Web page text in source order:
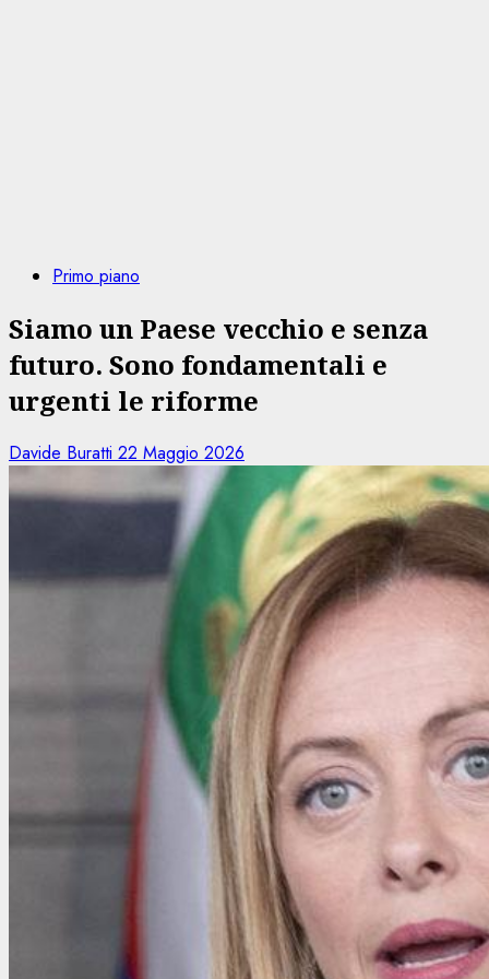
Primo piano
Siamo un Paese vecchio e senza
futuro. Sono fondamentali e
urgenti le riforme
Davide Buratti 22 Maggio 2026